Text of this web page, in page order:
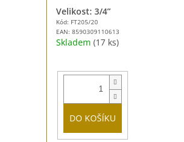
Kód: FT205/20
EAN: 8590309110613
Velikost: 3/4”
Skladem (17 ks)
DO KOŠÍKU